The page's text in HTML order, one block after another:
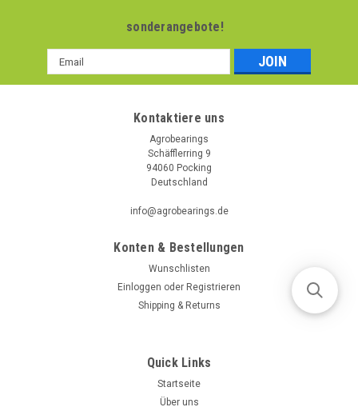
sonderangebote!
Email
Addresse
Kontaktiere uns
Agrobearings
Schäfflerring 9
94060 Pocking
Deutschland
info@agrobearings.de
Konten & Bestellungen
Wunschlisten
Einloggen oder Registrieren
Shipping & Returns
Quick Links
Startseite
Über uns